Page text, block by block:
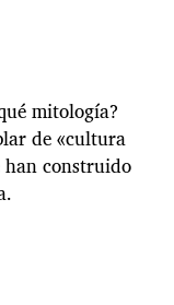
mitología?
de «cultura
construido